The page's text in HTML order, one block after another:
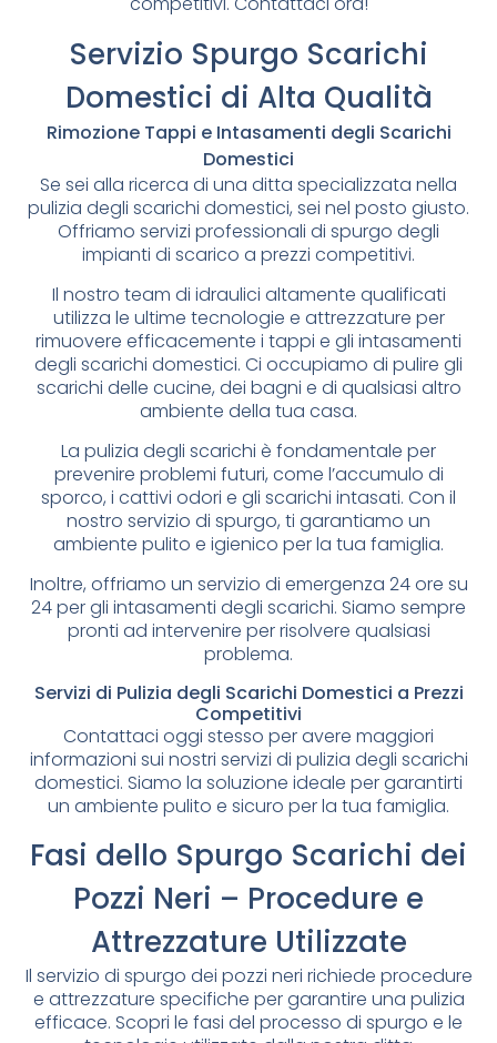
Servizio Spurgo Scarichi
Domestici di Alta Qualità
Rimozione Tappi e Intasamenti degli Scarichi
Domestici
Se sei alla ricerca di una ditta specializzata nella
pulizia degli scarichi domestici, sei nel posto giusto.
Offriamo servizi professionali di spurgo degli
impianti di scarico a prezzi competitivi.
Il nostro team di idraulici altamente qualificati
utilizza le ultime tecnologie e attrezzature per
rimuovere efficacemente i tappi e gli intasamenti
degli scarichi domestici. Ci occupiamo di pulire gli
scarichi delle cucine, dei bagni e di qualsiasi altro
ambiente della tua casa.
La pulizia degli scarichi è fondamentale per
prevenire problemi futuri, come l’accumulo di
sporco, i cattivi odori e gli scarichi intasati. Con il
nostro servizio di spurgo, ti garantiamo un
ambiente pulito e igienico per la tua famiglia.
Inoltre, offriamo un servizio di emergenza 24 ore su
24 per gli intasamenti degli scarichi. Siamo sempre
pronti ad intervenire per risolvere qualsiasi
problema.
Servizi di Pulizia degli Scarichi Domestici a Prezzi
Competitivi
Contattaci oggi stesso per avere maggiori
informazioni sui nostri servizi di pulizia degli scarichi
domestici. Siamo la soluzione ideale per garantirti
un ambiente pulito e sicuro per la tua famiglia.
Fasi dello Spurgo Scarichi dei
Pozzi Neri – Procedure e
Attrezzature Utilizzate
Il servizio di spurgo dei pozzi neri richiede procedure
e attrezzature specifiche per garantire una pulizia
efficace. Scopri le fasi del processo di spurgo e le